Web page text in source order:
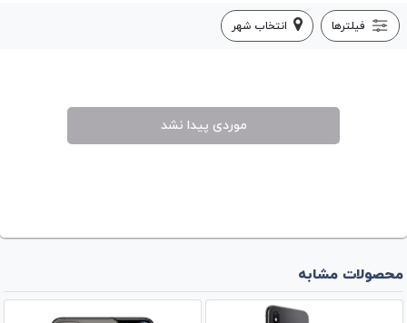
فیلترها انتخاب شهر
موردی پیدا نشد
محصولات مشابه